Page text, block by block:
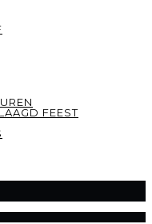
FEEST